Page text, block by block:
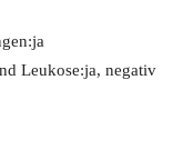
Leukose:ja, negativ